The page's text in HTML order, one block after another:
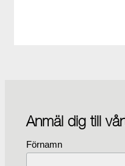
Anmäl dig till
Förnamn